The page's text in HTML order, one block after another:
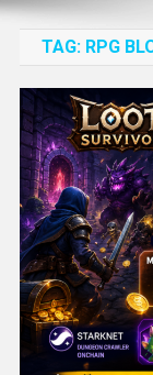
TAG: RPG